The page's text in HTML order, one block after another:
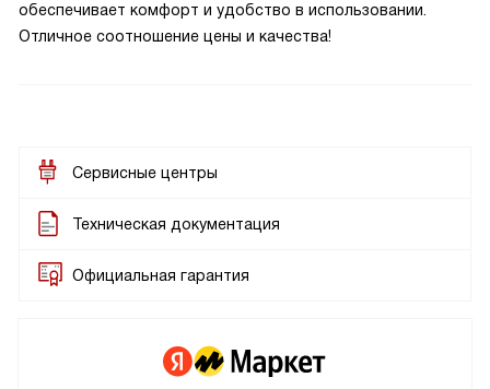
обеспечивает комфорт и удобство в использовании.
Отличное соотношение цены и качества!
Сервисные центры
Техническая документация
Официальная гарантия